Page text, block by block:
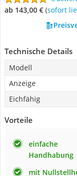
ab 143,00 € ( Sofort
Technische Details
Modell
Anzeige
Eichfähig
Vorteile
einfache
Handhabung
mit